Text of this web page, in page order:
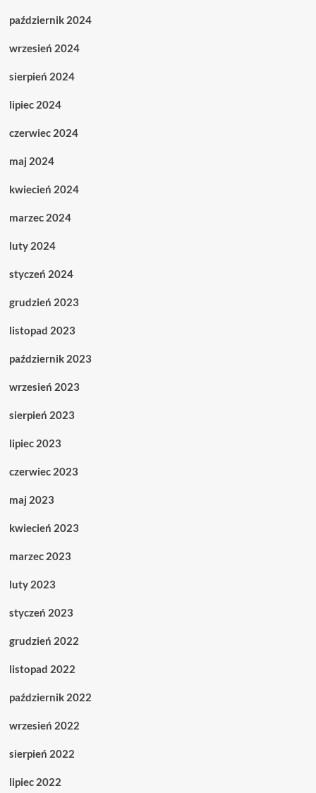
październik 2024
wrzesień 2024
sierpień 2024
lipiec 2024
czerwiec 2024
maj 2024
kwiecień 2024
marzec 2024
luty 2024
styczeń 2024
grudzień 2023
listopad 2023
październik 2023
wrzesień 2023
sierpień 2023
lipiec 2023
czerwiec 2023
maj 2023
kwiecień 2023
marzec 2023
luty 2023
styczeń 2023
grudzień 2022
listopad 2022
październik 2022
wrzesień 2022
sierpień 2022
lipiec 2022